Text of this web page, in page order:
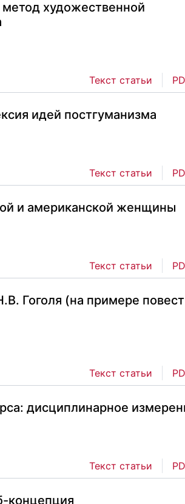
художественной
Текст статьи
идей постгуманизма
Текст статьи
и американской женщины
Текст статьи
Гоголя (на примере
Текст статьи
дисциплинарное
Текст статьи
концепция